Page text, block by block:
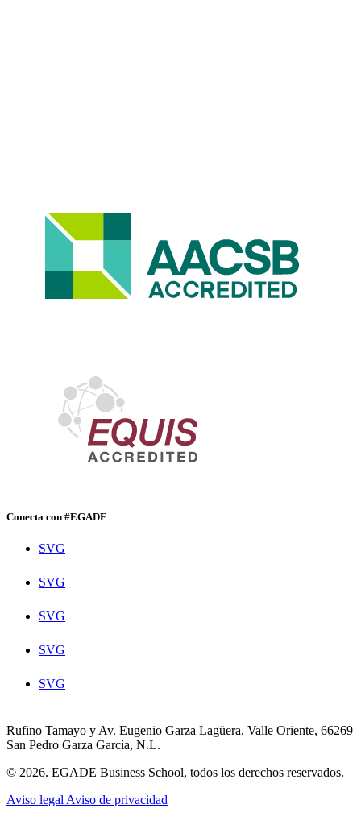
Conecta con #EGADE
SVG
SVG
SVG
SVG
SVG
Rufino Tamayo y Av. Eugenio Garza Lagüera, Valle Oriente, 66269
San Pedro Garza García, N.L.
© 2026. EGADE Business School, todos los derechos reservados.
Aviso legal Aviso de privacidad